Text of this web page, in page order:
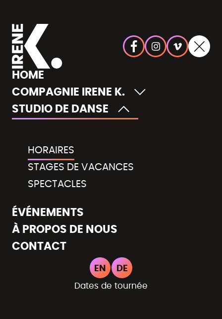
Choisissez un lieu
Choisissez un style de danse
HOME
COMPAGNIE IRENE K.
STUDIO DE DANSE
HORAIRES
STAGES DE VACANCES
SPECTACLES
ÉVÉNEMENTS
À PROPOS DE NOUS
CONTACT
EN DE
Dates de tournée